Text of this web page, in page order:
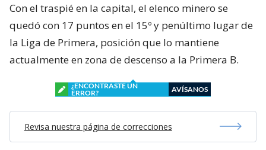
Con el traspié en la capital, el elenco minero se
quedó con 17 puntos en el 15º y penúltimo lugar de
la Liga de Primera, posición que lo mantiene
actualmente en zona de descenso a la Primera B.
¿ENCONTRASTE UN
ERROR?
AVÍSANOS
Revisa nuestra página de correcciones